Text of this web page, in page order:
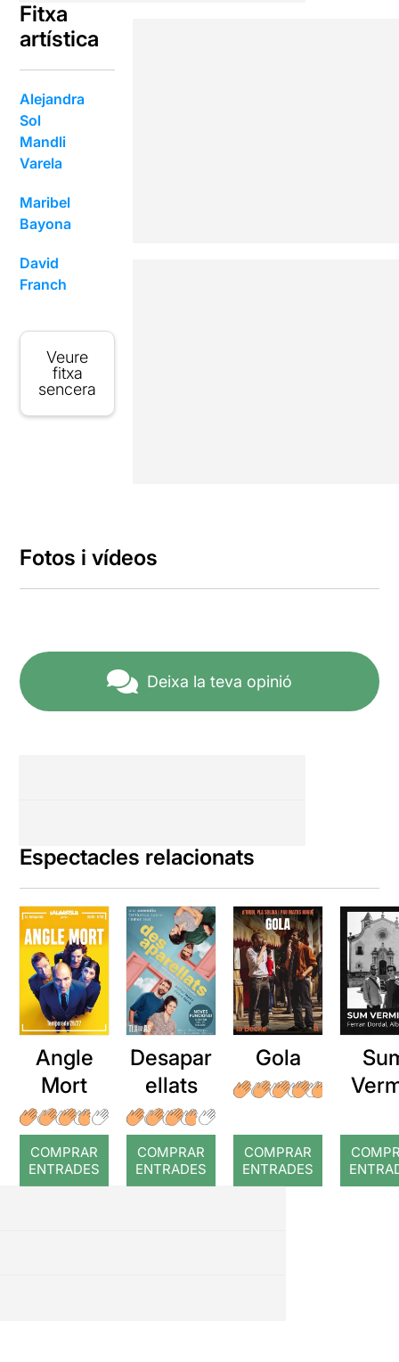
Fitxa
artística
Alejandra
Sol
Mandli
Varela
Maribel
Bayona
David
Franch
Veure
fitxa
sencera
Fotos i vídeos
Deixa la teva opinió
Espectacles relacionats
Angle
Mort
COMPRAR
ENTRADES
Desapar
ellats
COMPRAR
ENTRADES
Gola
COMPRAR
ENTRADES